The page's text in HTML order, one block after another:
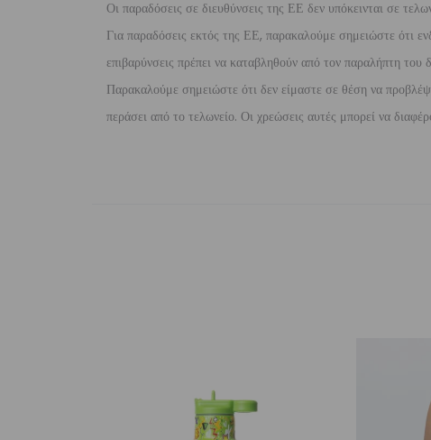
Οι παραδόσεις σε διευθύνσεις της ΕΕ δεν υπόκεινται σε
Για παραδόσεις εκτός της ΕΕ, παρακαλούμε σημειώστε ότι
επιβαρύνσεις πρέπει να καταβληθούν από τον παραλήπτη
Παρακαλούμε σημειώστε ότι δεν είμαστε σε θέση να
περάσει από το τελωνείο. Οι χρεώσεις αυτές μπορεί να